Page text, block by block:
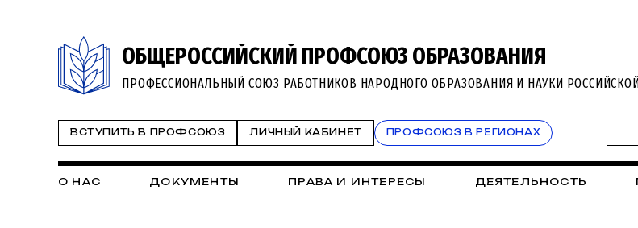
ОБЩЕРОССИЙСКИЙ ПРОФСОЮЗ ОБРАЗОВАНИЯ
ПРОФЕССИОНАЛЬНЫЙ СОЮЗ РАБОТНИКОВ НАРОДНОГО ОБРАЗОВАНИЯ И НАУКИ
ВСТУПИТЬ В ПРОФСОЮЗ ЛИЧНЫЙ КАБИНЕТ ПРОФСОЮЗ В РЕГИОНАХ
О НАС ДОКУМЕНТЫ ПРАВА И ИНТЕРЕСЫ ДЕЯТЕЛЬНОСТЬ